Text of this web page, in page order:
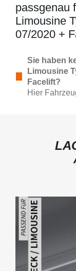
passgenau
Limousine
07/2020 +
Sie haben
Limousine
Facelift?
Hier